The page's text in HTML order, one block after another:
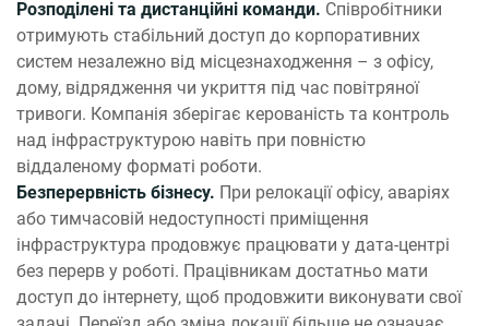
Розподілені та дистанційні команди. Співробітники
отримують стабільний доступ до корпоративних
систем незалежно від місцезнаходження – з офісу,
дому, відрядження чи укриття під час повітряної
тривоги. Компанія зберігає керованість та контроль
над інфраструктурою навіть при повністю
віддаленому форматі роботи.
Безперервність бізнесу. При релокації офісу, аваріях
або тимчасовій недоступності приміщення
інфраструктура продовжує працювати у дата-центрі
без перерв у роботі. Працівникам достатньо мати
доступ до інтернету, щоб продовжити виконувати свої